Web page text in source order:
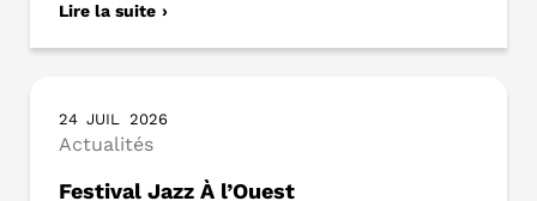
Lire la suite
24 JUIL 2026
Actualités
Festival Jazz À l’Ouest